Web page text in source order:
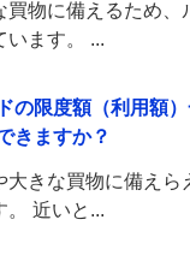
買物に備えるため、
います。 ...
の限度額（利用額）
きますか？
大きな買物に備えら
。 近いと...